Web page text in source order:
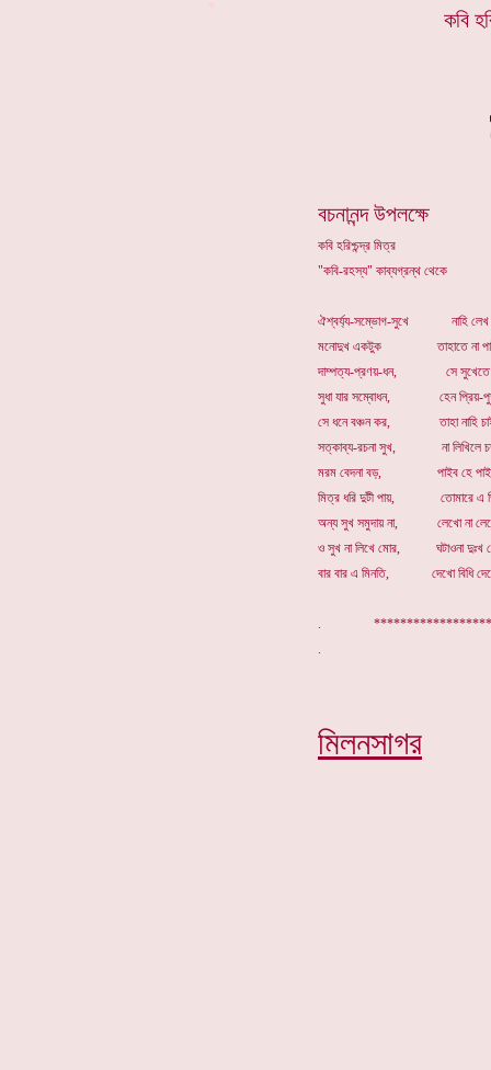
বচনানন্দ উপলক্ষে
কবি হরিশ্চন্দ্র মিত্র
"কবি-রহস্য" কাব্যগ্রন্থ থেকে
ঐশ্বর্য্য-সম্ভোগ-সুখে নাহি লেখ
মনোদুখ একটুক তাহাতে না
দাম্পত্য-প্রণয়-ধন, সে সুখেতে
সুধা যার সম্বোধন, হেন প্রিয়-
সে ধনে বঞ্চন কর, তাহা নাহি
সত্কাব্য-রচনা সুখ, না লিখিলে
মরম বেদনা বড়, পাইব হে
মিত্র ধরি দুটী পায়, তোমারে এ
অন্য সুখ সমুদায় না, লেখো না
ও সুখ না লিখে মোর, ঘটাওনা দুঃখ
বার বার এ মিনতি, দেখো বিধি
.
মিলনসাগর
কবি